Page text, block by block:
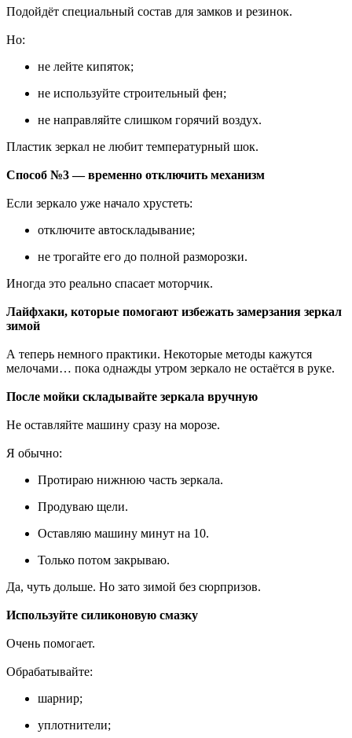
Подойдёт специальный состав для замков и резинок.
Но:
не лейте кипяток;
не используйте строительный фен;
не направляйте слишком горячий воздух.
Пластик зеркал не любит температурный шок.
Способ №3 — временно отключить механизм
Если зеркало уже начало хрустеть:
отключите автоскладывание;
не трогайте его до полной разморозки.
Иногда это реально спасает моторчик.
Лайфхаки, которые помогают избежать замерзания зеркал
зимой
А теперь немного практики. Некоторые методы кажутся
мелочами… пока однажды утром зеркало не остаётся в руке.
После мойки складывайте зеркала вручную
Не оставляйте машину сразу на морозе.
Я обычно:
Протираю нижнюю часть зеркала.
Продуваю щели.
Оставляю машину минут на 10.
Только потом закрываю.
Да, чуть дольше. Но зато зимой без сюрпризов.
Используйте силиконовую смазку
Очень помогает.
Обрабатывайте:
шарнир;
уплотнители;